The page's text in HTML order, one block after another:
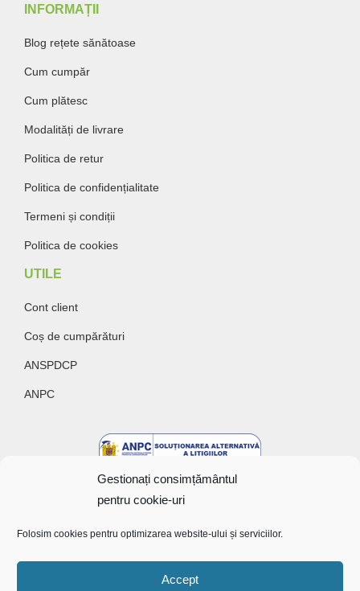
Gestionați consimțământul
pentru cookie-uri
Folosim cookies pentru optimizarea website-ului și serviciilor.
Accept
INFORMAȚII
Blog rețete sănătoase
Cum cumpăr
Cum plătesc
Modalități de livrare
Politica de retur
Politica de confidențialitate
Termeni și condiții
Politica de cookies
UTILE
Cont client
Coș de cumpărături
ANSPDCP
ANPC
Copyright @ 2022 Bunătăți cu gust